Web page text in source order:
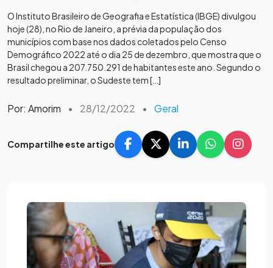
O Instituto Brasileiro de Geografia e Estatística (IBGE) divulgou
hoje (28), no Rio de Janeiro, a prévia da população dos
municípios com base nos dados coletados pelo Censo
Demográfico 2022 até o dia 25 de dezembro, que mostra que o
Brasil chegou a 207.750.291 de habitantes este ano. Segundo o
resultado preliminar, o Sudeste tem […]
Por: Amorim • 28/12/2022 • Geral
Compartilhe este artigo